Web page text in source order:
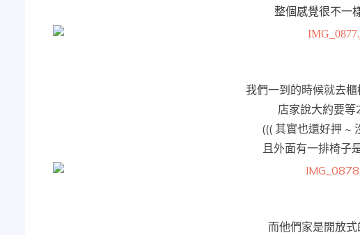
整個感覺很不一
我們一到的時候就去櫃
店家說大約要
((( 其實也還好押 ~
且外面有一排椅子
而他們家是開放式